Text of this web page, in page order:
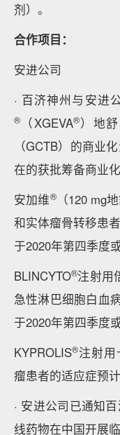
剂）。
合作项目：
安进公司
· 百济神州与安进
® （XGEVA®）地
（GCTB）的商业
在的获批筹备商业化
安加维®（120 mg
和实体瘤骨转移患
于2020年第四季度
BLINCYTO®注射用
急性淋巴细胞白血
于2020年第四季度
KYPROLIS®注射
瘤患者的适应症预
· 安进公司已通知
线药物在中国开展